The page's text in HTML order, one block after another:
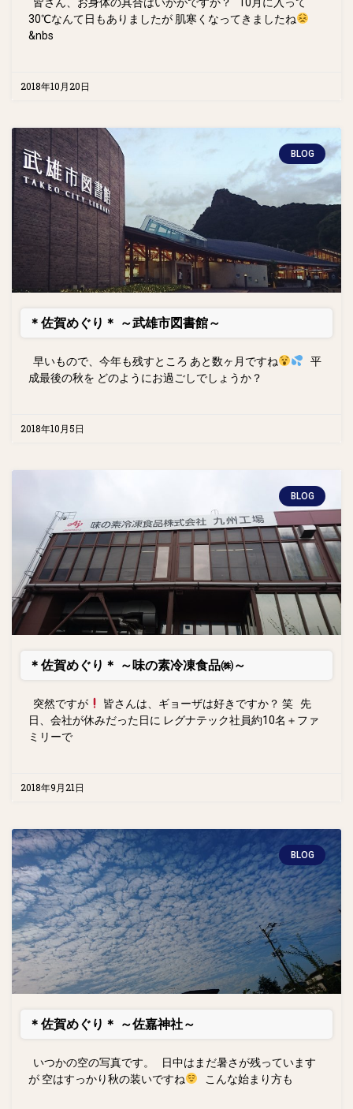
30℃なんて日もありましたが 肌寒くなってきましたね
&nbs
2018年10月20日
BLOG
＊佐賀めぐり＊ ～武雄市図書館～
早いもので、今年も残すところ あと数ヶ月ですね
平
成最後の秋を どのようにお過ごしでしょうか？
2018年10月5日
BLOG
＊佐賀めぐり＊ ～味の素冷凍食品㈱～
突然ですが
皆さんは、ギョーザは好きですか？ 笑 先
日、会社が休みだった日に レグナテック社員約10名＋ファ
ミリーで
2018年9月21日
BLOG
＊佐賀めぐり＊ ～佐嘉神社～
いつかの空の写真です。 日中はまだ暑さが残っています
が 空はすっかり秋の装いですね
こんな始まり方も